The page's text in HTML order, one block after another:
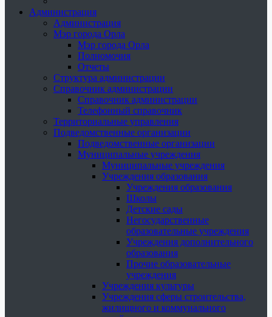
Администрация
Администрация
Мэр города Орла
Мэр города Орла
Полномочия
Отчеты
Структура администрации
Справочник администрации
Справочник администрации
Телефонный справочник
Территориальные управления
Подведомственные организации
Подведомственные организации
Муниципальные учреждения
Муниципальные учреждения
Учреждения образования
Учреждения образования
Школы
Детские сады
Негосударственные
образовательные учреждения
Учреждения дополнительного
образования
Прочие образовательные
учреждения
Учреждения культуры
Учреждения сферы строительства,
жилищного и коммунального